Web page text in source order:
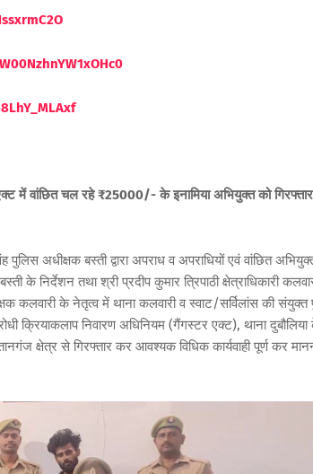
में वांछित चल रहे ₹25000/- के इनामिया अभियुक्त को
अधीक्षक बस्ती द्वारा अपराध व अपराधियों एवं वांछित
निर्देशन तथा श्री प्रदीप कुमार त्रिपाठी क्षेत्राधिकारी
कलवारी के नेतृत्व में थाना कलवारी व स्वाट/सर्विलांस की संयुक्त
क्रियाकलाप निवारण अधिनियम (गैंगस्टर एक्ट), थाना
क्षेत्र से गिरफ्तार कर आवश्यक विधिक कार्यवाही पूर्ण कर